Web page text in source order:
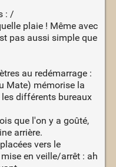
: /
plaie ! Même avec
pas aussi simple que
au redémarrage :
Mate) mémorise la
différents bureaux
que l'on y a goûté,
arrière.
vers le
en veille/arrêt : ah